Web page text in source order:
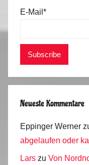
E-Mail*
Neueste Kommentare
Eppinger Werner
abgelaufen oder
Lars zu Von